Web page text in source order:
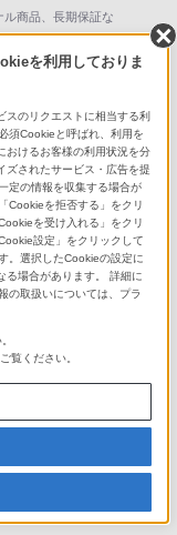
商品、長期保証な
中のオリジナル商
額に応じた各種ご
す。
拠点でお待ちして
を利用しておりま
スのリクエストに相当する利
須Cookieと呼ばれ、利用を
おけるお客様の利用状況を分
ズされたサービス・広告を提
定の情報を収集する場合が
Cookieを拒否する」をクリ
を受け入れる」をクリ
設定」をクリックして
。選択したCookieの設定に
る場合があります。 詳細に
の取扱いについては、プラ
覧ください。